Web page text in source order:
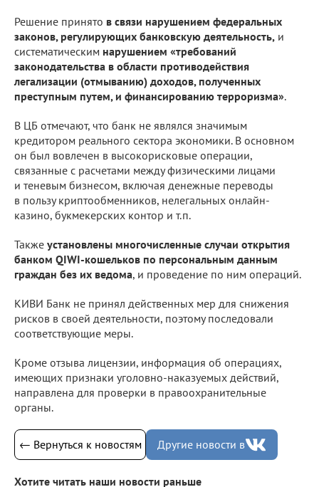
Решение принято в связи нарушением федеральных
законов, регулирующих банковскую деятельность, и
систематическим нарушением «требований
законодательства в области противодействия
легализации (отмыванию) доходов, полученных
преступным путем, и финансированию терроризма».
В ЦБ отмечают, что банк не являлся значимым
кредитором реального сектора экономики. В основном
он был вовлечен в высокорисковые операции,
связанные с расчетами между физическими лицами
и теневым бизнесом, включая денежные переводы
в пользу криптообменников, нелегальных онлайн-
казино, букмекерских контор и т.п.
Также установлены многочисленные случаи открытия
банком QIWI-кошельков по персональным данным
граждан без их ведома, и проведение по ним операций.
КИВИ Банк не принял действенных мер для снижения
рисков в своей деятельности, поэтому последовали
соответствующие меры.
Кроме отзыва лицензии, информация об операциях,
имеющих признаки уголовно-наказуемых действий,
направлена для проверки в правоохранительные
органы.
← Вернуться к новостям Другие новости в
Хотите читать наши новости раньше